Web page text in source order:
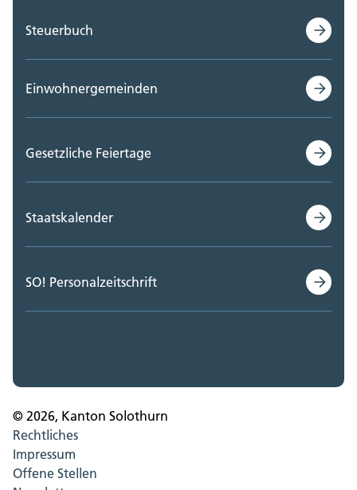
Steuerbuch
Einwohnergemeinden
Gesetzliche Feiertage
Staatskalender
SO! Personalzeitschrift
© 2026, Kanton Solothurn
Rechtliches
Impressum
Offene Stellen